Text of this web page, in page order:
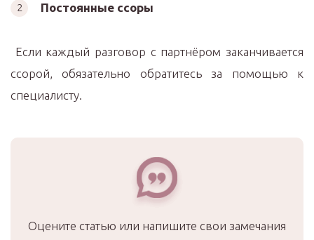
Постоянные ссоры
Если каждый разговор с партнёром заканчивается
ссорой, обязательно обратитесь за помощью к
специалисту.
Оцените статью или напишите свои замечания